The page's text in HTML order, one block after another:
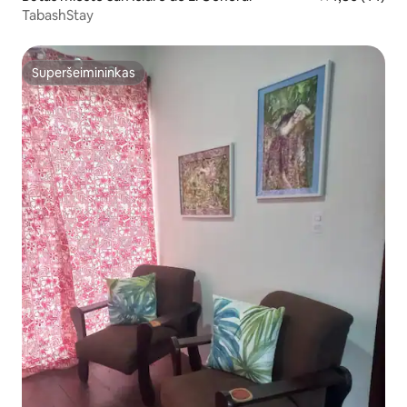
TabashStay
Superšeimininkas
Superšeimininkas